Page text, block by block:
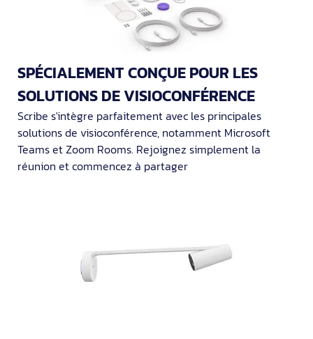
SPÉCIALEMENT CONÇUE POUR LES
SOLUTIONS DE VISIOCONFÉRENCE
Scribe s'intègre parfaitement avec les principales
solutions de visioconférence, notamment Microsoft
Teams et Zoom Rooms. Rejoignez simplement la
réunion et commencez à partager